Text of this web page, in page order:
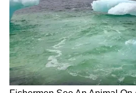
10th ಬೇಸಿಗೆ ರಜಾದಲ್ಲಿ ಸುಮ್ನೆ
ಮಜಾ ಮಾಡಲು ಬಂದು ಸೂಪರ್
ಸ್ಟಾರ್ ಆಗಿದ್ದು ಹೇಗೆ ಈ ಸುಂದರಿ!